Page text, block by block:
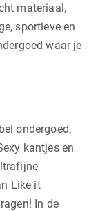
materiaal,
sportieve en
waar je
ondergoed,
kantjes en
Like it
In de